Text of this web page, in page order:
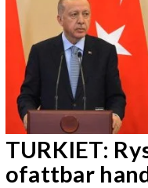
TURKIET:
ofattbar